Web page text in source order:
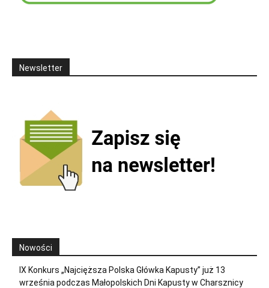
Newsletter
Nowości
IX Konkurs „Najcięższa Polska Główka Kapusty” już 13
września podczas Małopolskich Dni Kapusty w Charsznicy